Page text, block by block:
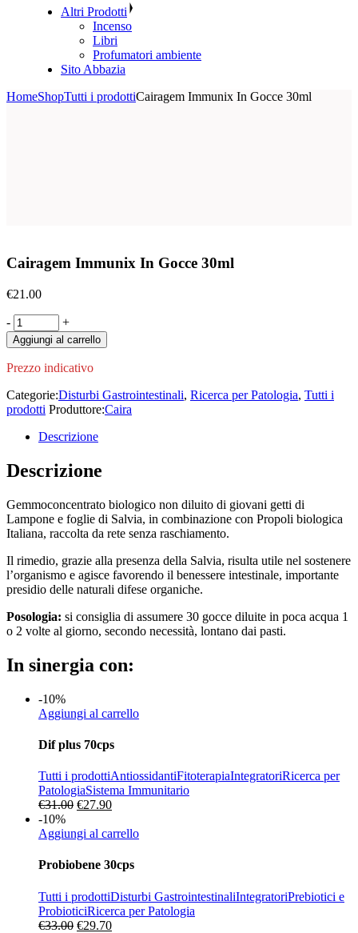
Altri Prodotti
Incenso
Libri
Profumatori ambiente
Sito Abbazia
HomeShopTutti i prodottiCairagem Immunix In Gocce 30ml
Cairagem Immunix In Gocce 30ml
€21.00
Cairagem
Immunix
In
Gocce
quantity
- +
Aggiungi al carrello
Prezzo indicativo
Categorie:Disturbi Gastrointestinali, Ricerca per Patologia, Tutti i
prodotti Produttore:Caira
Descrizione
Descrizione
Gemmoconcentrato biologico non diluito di giovani getti di
Lampone e foglie di Salvia, in combinazione con Propoli biologica
Italiana, raccolta da rete senza raschiamento.
Il rimedio, grazie alla presenza della Salvia, risulta utile nel sostenere
l’organismo e agisce favorendo il benessere intestinale, importante
presidio delle naturali difese organiche.
Posologia: si consiglia di assumere 30 gocce diluite in poca acqua 1
o 2 volte al giorno, secondo necessità, lontano dai pasti.
In sinergia con:
-10%
Aggiungi al carrello
Dif plus 70cps
Tutti i prodottiAntiossidantiFitoterapiaIntegratoriRicerca per
PatologiaSistema Immunitario
€31.00 Il
originale
€31.00.
€27.90Il
attuale
€27.90.
-10%
Aggiungi al carrello
Probiobene 30cps
Tutti i prodottiDisturbi GastrointestinaliIntegratoriPrebiotici e
ProbioticiRicerca per Patologia
€33.00 Il
€29.70Il